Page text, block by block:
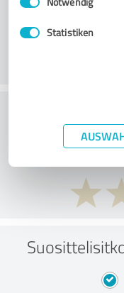
Statistiken
What do